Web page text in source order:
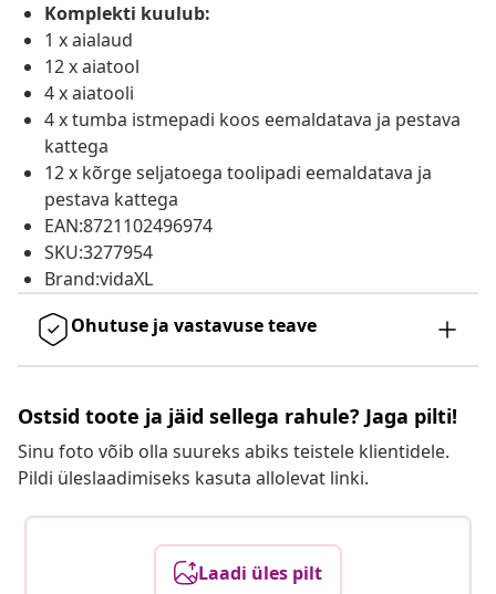
Komplekti kuulub:
1 x aialaud
12 x aiatool
4 x aiatooli
4 x tumba istmepadi koos eemaldatava ja pestava
kattega
12 x kõrge seljatoega toolipadi eemaldatava ja
pestava kattega
EAN:8721102496974
SKU:3277954
Brand:vidaXL
Ohutuse ja vastavuse teave
Ostsid toote ja jäid sellega rahule? Jaga pilti!
Sinu foto võib olla suureks abiks teistele klientidele.
Pildi üleslaadimiseks kasuta allolevat linki.
Laadi üles pilt